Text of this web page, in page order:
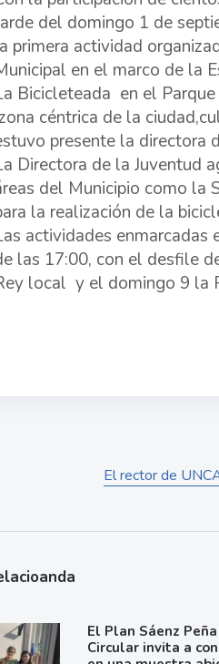
del domingo 1 de
primera actividad
en el marco de la
Bicicleteada en el
céntrica de la
presente la directora
Directora de la Juventud
del Municipio como la
la realización de la
actividades
las 17:00, con el desfile
local y el domingo 9 la
El rector de
El Plan Sáenz
Circular invita a